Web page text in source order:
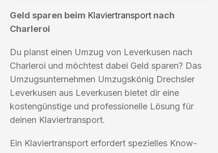
Geld sparen beim Klaviertransport nach
Charleroi
Du planst einen Umzug von Leverkusen nach
Charleroi und möchtest dabei Geld sparen? Das
Umzugsunternehmen Umzugskönig Drechsler
Leverkusen aus Leverkusen bietet dir eine
kostengünstige und professionelle Lösung für
deinen Klaviertransport.
Ein Klaviertransport erfordert spezielles Know-